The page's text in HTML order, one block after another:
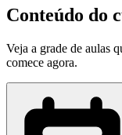
Conteúdo do
Veja a grade de aulas
comece agora.